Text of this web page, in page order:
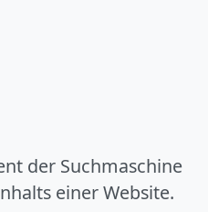
der Suchmaschine
einer Website.